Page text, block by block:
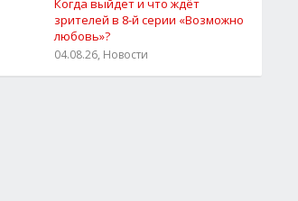
Когда выйдет и что ждёт
зрителей в 8-й серии «Возможно
любовь»?
04.08.26, Новости